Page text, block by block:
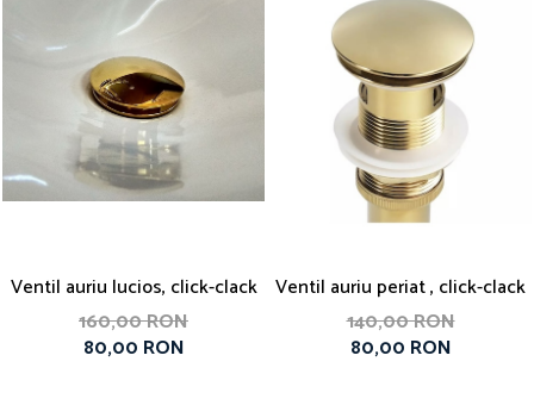
Ventil auriu lucios, click-clack
160,00 RON
80,00 RON
Ventil auriu periat , click-clack
140,00 RON
80,00 RON